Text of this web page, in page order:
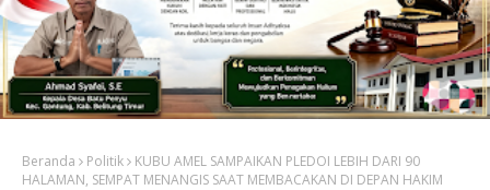
Beranda Politik
KUBU AMEL SAMPAIKAN PLEDOI LEBIH DARI 90
HALAMAN, SEMPAT MENANGIS SAAT MEMBACAKAN DI DEPAN HAKIM